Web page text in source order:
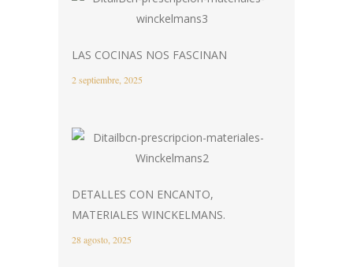
LAS COCINAS NOS FASCINAN
2 septiembre, 2025
DETALLES CON ENCANTO,
MATERIALES WINCKELMANS.
28 agosto, 2025